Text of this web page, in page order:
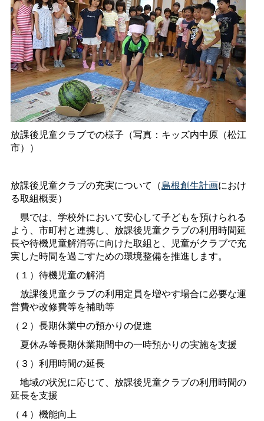
放課後児童クラブでの様子（写真：キッズ内中原（松江
市））
放課後児童クラブの充実について（島根創生計画におけ
る取組概要）
県では、学校外において安心して子どもを預けられる
よう、市町村と連携し、放課後児童クラブの利用時間延
長や待機児童解消等に向けた取組と、児童がクラブで充
実した時間を過ごすための環境整備を推進します。
（１）待機児童の解消
放課後児童クラブの利用定員を増やす場合に必要な運
営費や改修費等を補助等
（２）長期休業中の預かりの促進
夏休み等長期休業期間中の一時預かりの実施を支援
（３）利用時間の延長
地域の状況に応じて、放課後児童クラブの利用時間の
延長を支援
（４）機能向上